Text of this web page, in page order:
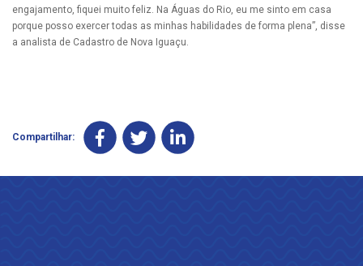
engajamento, fiquei muito feliz. Na Águas do Rio, eu me sinto em casa
porque posso exercer todas as minhas habilidades de forma plena”, disse
a analista de Cadastro de Nova Iguaçu.
Compartilhar: